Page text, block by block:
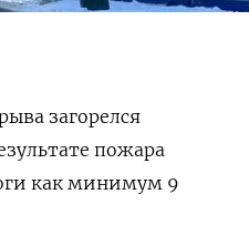
загорелся
пожара
как минимум 9